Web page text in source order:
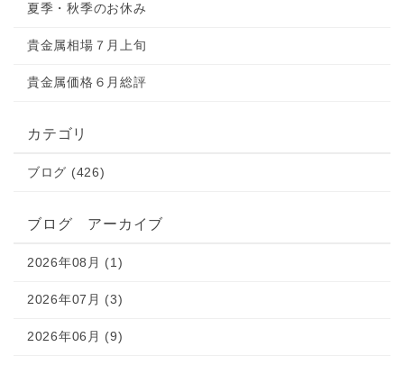
夏季・秋季のお休み
貴金属相場７月上旬
貴金属価格６月総評
カテゴリ
ブログ (426)
ブログ アーカイブ
2026年08月 (1)
2026年07月 (3)
2026年06月 (9)